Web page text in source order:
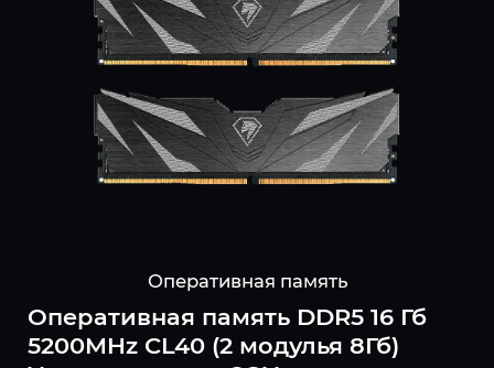
Оперативная память
Оперативная память DDR5 16 Гб
5200MHz CL40 (2 модулья 8Гб)